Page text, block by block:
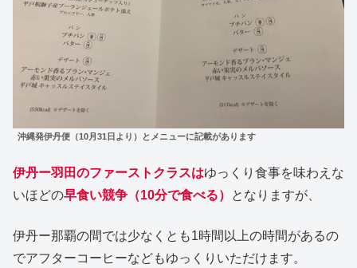
沖縄発伊丹便（10月31日より）とメニューに記載があります
伊丹ー羽田のファーストクラスはゆっくり食事を味わえな
いほどの早食い競争（10分で食べる） となりますが、
伊丹ー那覇の間では少なくとも1時間以上の時間があるの
でアフターコーヒーなどもゆっくりいただけます。